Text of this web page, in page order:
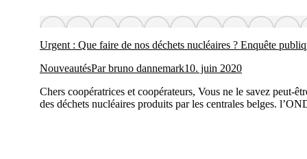
Urgent : Que faire de nos déchets nucléaires ? Enquête
NouveautésParbruno dannemark10. juin 2020
Chers coopératrices et coopérateurs, Vous ne le savez peut-
des déchets nucléaires produits par les centrales belges.